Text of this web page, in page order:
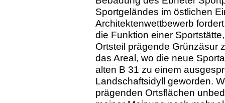
Sportgeländes im östlichen
Architektenwettbewerb
die Funktion einer
Ortsteil prägende Grünzäsur
das Areal, wo die neue
alten B 31 zu einem
Landschaftsidyll geworden.
prägenden Ortsflächen